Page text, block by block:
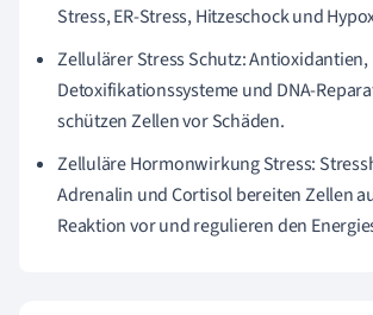
Stress, ER-Stress, Hitzeschock und
Zellulärer Stress Schutz: Antioxidantien,
Detoxifikationssysteme und DNA-
schützen Zellen vor Schäden.
Zelluläre Hormonwirkung Stress:
Adrenalin und Cortisol bereiten Zellen
Reaktion vor und regulieren den